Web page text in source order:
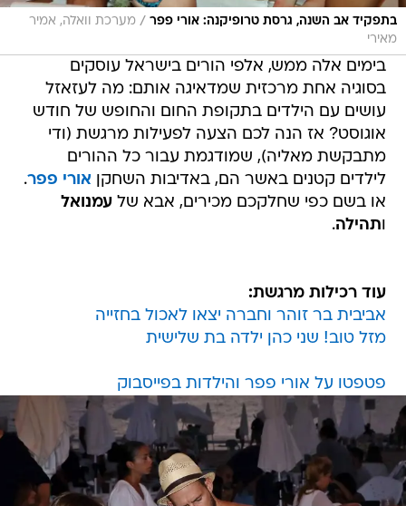
בתפקיד אב השנה, גרסת טרופיקנה: אורי פפר / מערכת וואלה, אמיר
מאירי
בימים אלה ממש, אלפי הורים בישראל עוסקים
בסוגיה אחת מרכזית שמדאיגה אותם: מה לעזאזל
עושים עם הילדים בתקופת החום והחופש של חודש
אוגוסט? אז הנה לכם הצעה לפעילות מרגשת (ודי
מתבקשת מאליה), שמודגמת עבור כל ההורים
לילדים קטנים באשר הם, באדיבות השחקן אורי פפר.
או בשם כפי שחלקכם מכירים, אבא שלעמנואל
ותהילה.
עוד רכילות מרגשת:
אביבית בר זוהר וחברה יצאו לאכול בחזייה
מזל טוב! שני כהן ילדה בת שלישית
פטפטו על אורי פפר והילדות בפייסבוק